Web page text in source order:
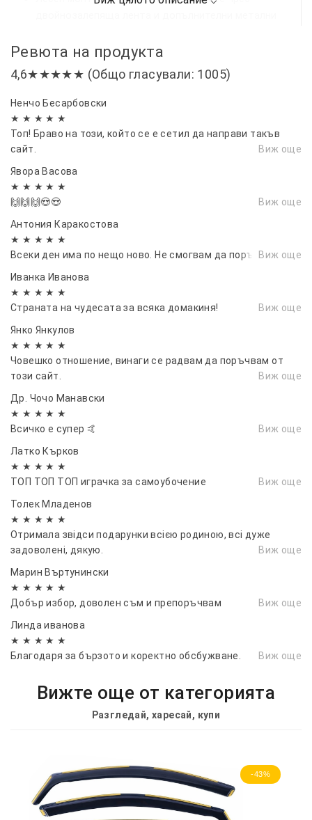
Препоръчително е предварително почистване на
рамките на прозорците за най-добро прилепване.
Съвместими за:
2020 г. +
приятно шофиране с нашите качествени
ветробрани
Ревюта на продукта
4,6★★★★★ (Общо гласували: 1005)
Ненчо Бесарбовски
★ ★ ★ ★ ★
Топ! Браво на този, който се е сетил да направи такъв
сайт.
Виж още
Явора Васовa
★ ★ ★ ★ ★
🙌🙌🙌😍😍
Виж още
Антония Каракостова
★ ★ ★ ★ ★
Всеки ден има по нещо ново. Не смогвам да поръчам.Виж още
Иванка Иванова
★ ★ ★ ★ ★
Страната на чудесата за всяка домакиня!
Виж още
Янко Янкулов
★ ★ ★ ★ ★
Човешко отношение, винаги се радвам да поръчвам от
този сайт.
Виж още
Др. Чочо Манавски
★ ★ ★ ★ ★
Всичко е супер 🤙
Виж още
Латко Кърков
★ ★ ★ ★ ★
ТОП ТОП ТОП играчка за самоубочение
Виж още
Толек Младенов
★ ★ ★ ★ ★
Отримала звідси подарунки всією родиною, всі дуже
задоволені, дякую.
Виж още
Марин Въртунински
★ ★ ★ ★ ★
Добър избор, доволен съм и препоръчвам
Виж още
Линда иванова
★ ★ ★ ★ ★
Благодаря за бързото и коректно обсбужване.
Виж още
Вижте още от категорията
Разгледай, харесай, купи
-43%